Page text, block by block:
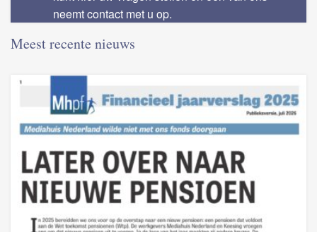
neemt contact met u op.
Meest recente nieuws